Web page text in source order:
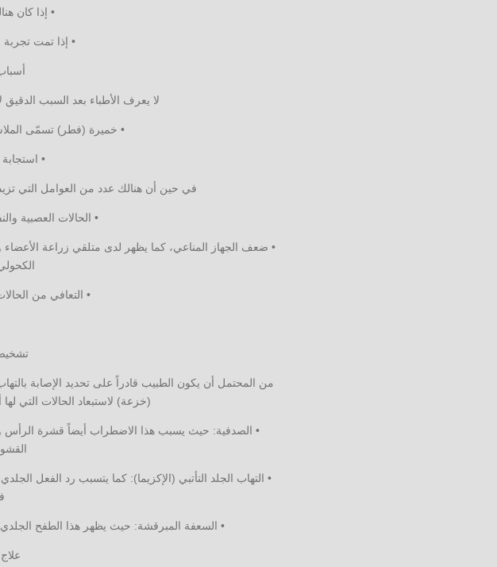
• إذا كان
• إذا تمت تجربة
لا يعرف الأطباء بعد السبب
• خميرة (فطر) تسمّى
• استجابة
في حين أن هنالك عدد من العوامل التي
• الحالات العصبية
• ضعف الجهاز المناعي، كما يظهر لدى متلقي زراعة الأعضاء
• التعافي من
من المحتمل أن يكون الطبيب قادراً على تحديد الإصابة
(خزعة) لاستبعاد الحالات التي
• الصدفية: حيث يسبب هذا الاضطراب أيضاً قشرة الرأس
• التهاب الجلد التأتبي (الإكزيما): كما يتسبب رد الفعل
• السعفة المبرقشة: حيث يظهر هذا الطفح الجلدي